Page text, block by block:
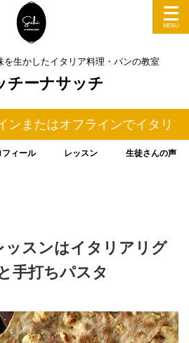
を生かしたイタリア料理・パンの教室
チーナサッチ
オフラインでイタリア料理＆
ィール レッスン 生徒さんの声
ッスンはイタリアリグ
手打ちパスタ